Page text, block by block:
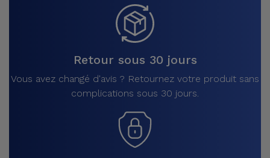
tout
Retour sous 30 jours
Vous avez changé d'avis ? Retournez votre produit sans
complications sous 30 jours.